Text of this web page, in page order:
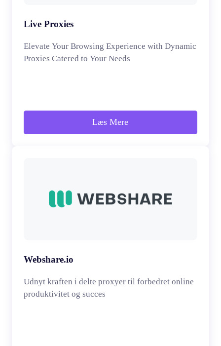
Live Proxies
Elevate Your Browsing Experience with Dynamic
Proxies Catered to Your Needs
Læs Mere
Webshare.io
Udnyt kraften i delte proxyer til forbedret online
produktivitet og succes